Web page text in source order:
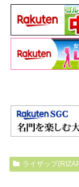
ライザップ